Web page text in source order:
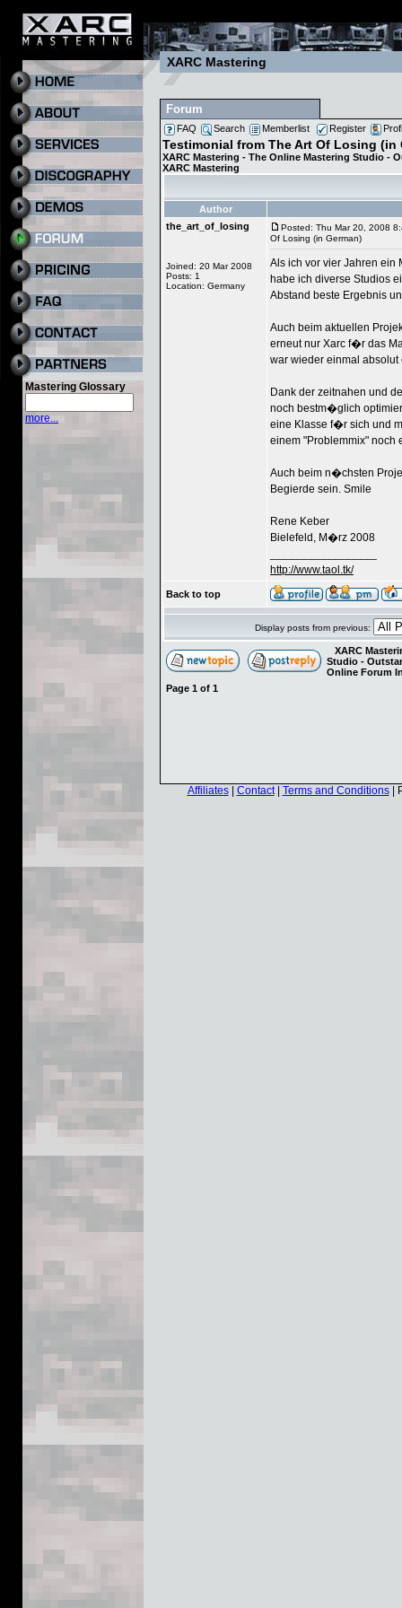
Mastering Glossary
more...
XARC Mastering
Forum
FAQ Search Memberlist Register
Testimonial from The Art Of Losing (in
XARC Mastering - The Online Mastering Studio -
XARC Mastering
Author
the_art_of_losing
Joined: 20 Mar 2008
Posts: 1
Location: Germany
Posted: Thu Mar 20, 2008
Of Losing (in German)
Als ich vor vier Jahren ein
habe ich diverse Studios
Abstand beste Ergebnis
Auch beim aktuellen
erneut nur Xarc f�r das
war wieder einmal absolut
Dank der zeitnahen und
noch bestm�glich
eine Klasse f�r sich und
einem "Problemmix" noch
Auch beim n�chsten
Begierde sein. Smile
Rene Keber
Bielefeld, M�rz 2008
http://www.taol.tk/
Back to top
Display posts from previous:
XARC
Studio -
Online Forum
Page 1 of 1
Affiliates| Contact| Terms and Conditions|